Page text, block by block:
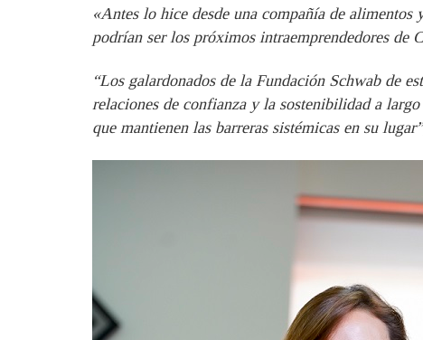
«Antes lo hice desde una compañía de
podrían ser los próximos intraemprendedores de
“Los galardonados de la Fundación Schwab de
relaciones de confianza y la sostenibilidad a
que mantienen las barreras sistémicas en su